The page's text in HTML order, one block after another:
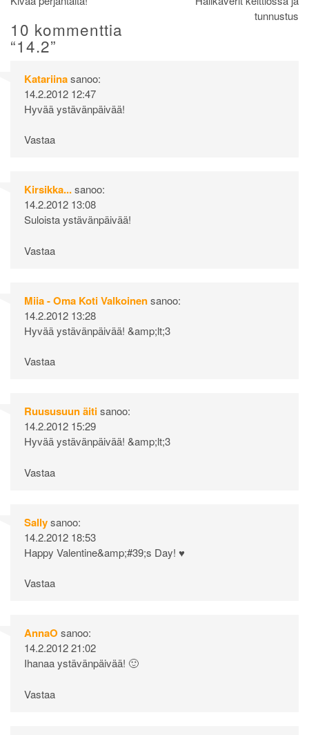
selaus
tunnustus
10 kommenttia
“14.2”
Katariinasanoo:
14.2.2012 12:47
Hyvää ystävänpäivää!
Vastaa
Kirsikka...sanoo:
14.2.2012 13:08
Suloista ystävänpäivää!
Vastaa
Miia - Oma Koti Valkoinensanoo:
14.2.2012 13:28
Hyvää ystävänpäivää! &amp;lt;3
Vastaa
Ruususuun äitisanoo:
14.2.2012 15:29
Hyvää ystävänpäivää! &amp;lt;3
Vastaa
Sallysanoo:
14.2.2012 18:53
Happy Valentine&amp;#39;s Day! ♥
Vastaa
AnnaO sanoo:
14.2.2012 21:02
Ihanaa ystävänpäivää! 🙂
Vastaa